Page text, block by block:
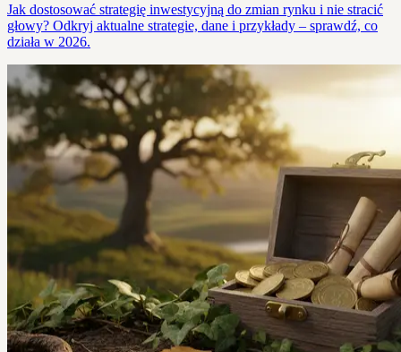
Jak dostosować strategię inwestycyjną do zmian rynku i nie stracić
głowy? Odkryj aktualne strategie, dane i przykłady – sprawdź, co
działa w 2026.